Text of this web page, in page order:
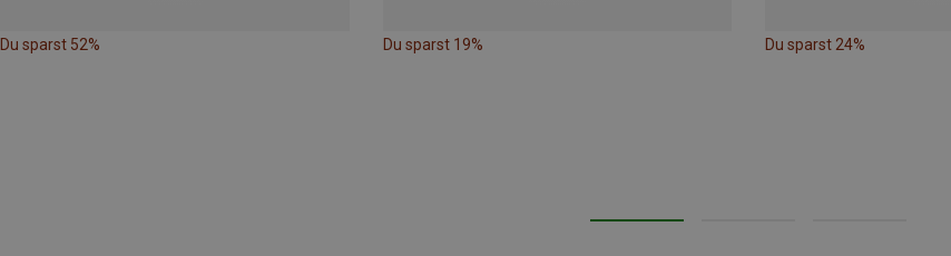
Du sparst 52% Du sparst 19% Du sparst 24%